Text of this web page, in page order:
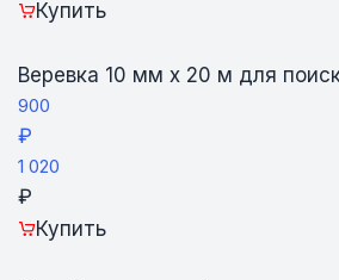
Купить
Веревка 10 мм х 20 м для
900
₽
1 020
₽
Купить